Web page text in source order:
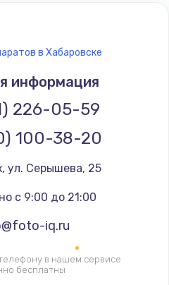
руб.
реле
руб.
в Хабаровске
информация
226-05-59
100-38-20
, ул. Серышева, 25
с 9:00 до 21:00
iq.ru
в нашем сервисе
бесплатны